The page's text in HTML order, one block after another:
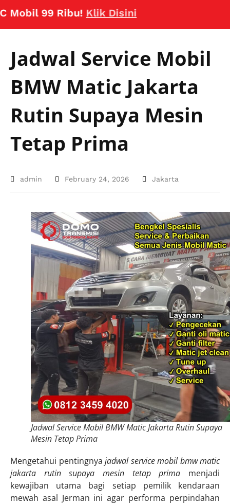
99 Ribu!Klik Disini
Jadwal Service Mobil
BMW Matic Jakarta
Rutin Supaya Mesin
Tetap Prima
admin February 24, 2026 Jakarta
Jadwal Service Mobil BMW Matic Jakarta Rutin Supaya
Mesin Tetap Prima
Mengetahui pentingnya jadwal service mobil bmw matic
jakarta rutin supaya mesin tetap prima menjadi
kewajiban utama bagi setiap pemilik kendaraan
mewah asal Jerman ini agar performa perpindahan